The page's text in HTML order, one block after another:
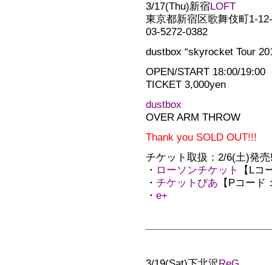
3/17(Thu)新宿LOFT
東京都新宿区歌舞伎町1-
03-5272-0382
dustbox “skyrocket Tour
OPEN/START 18:00/19:00
TICKET 3,000yen
dustbox
OVER ARM THROW
Thank you SOLD OUT!!!
チケット取扱：2/6(土)発
・ ローソンチケット
【Lコ
・ チケットぴあ 【Pコード
・ e+